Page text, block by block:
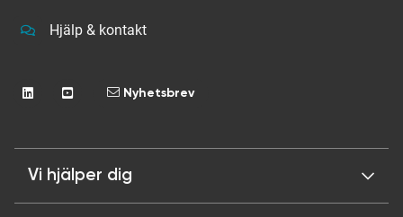
Hjälp & kontakt
Nyhetsbrev
Vi hjälper dig